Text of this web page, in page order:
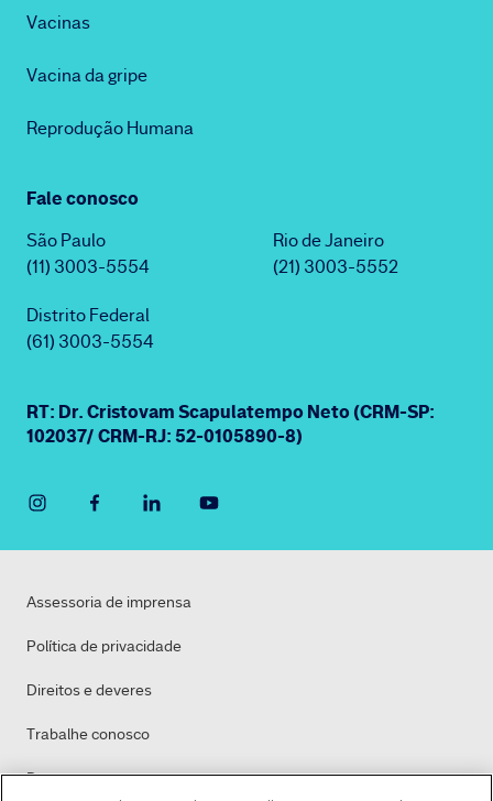
Vacinas
Vacina da gripe
Reprodução Humana
Fale conosco
São Paulo
(11) 3003-5554
Rio de Janeiro
(21) 3003-5552
Distrito Federal
(61) 3003-5554
RT: Dr. Cristovam Scapulatempo Neto (CRM-SP:
102037/ CRM-RJ: 52-0105890-8)
Assessoria de imprensa
Política de privacidade
Direitos e deveres
Trabalhe conosco
Dasa